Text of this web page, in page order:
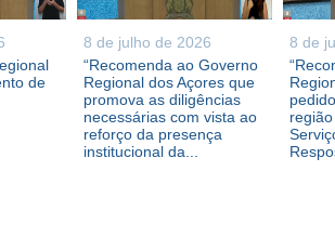
de
8 de julho de 2026
“Recomenda ao Governo
Regional dos Açores que
promova as diligências
necessárias com vista ao
reforço da presença
institucional da...
8 de